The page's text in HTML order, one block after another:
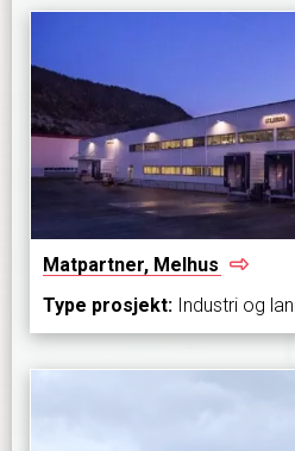
Matpartner, Melhus
Type prosjekt: Industri og